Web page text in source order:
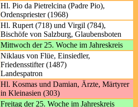
Hl. Pio da Pietrelcina (Padre Pio),
Ordenspriester (1968)
Hl. Rupert (718) und Virgil (784),
Bischöfe von Salzburg, Glaubensboten
Mittwoch der 25. Woche im Jahreskreis
Niklaus von Flüe, Einsiedler,
Friedensstifter (1487)
Landespatron
Hl. Kosmas und Damian, Ärzte, Märtyrer
in Kleinasien (303)
Freitag der 25. Woche im Jahreskreis